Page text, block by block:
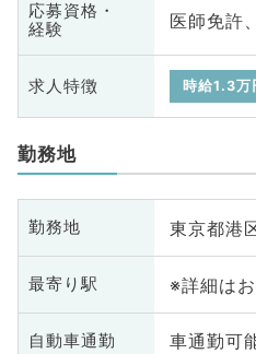
応募資格・
経験
医師免許
求人特徴 時給1.3万
勤務地
勤務地 東京都港
最寄り駅 ※詳細は
自動車通勤 車通勤可